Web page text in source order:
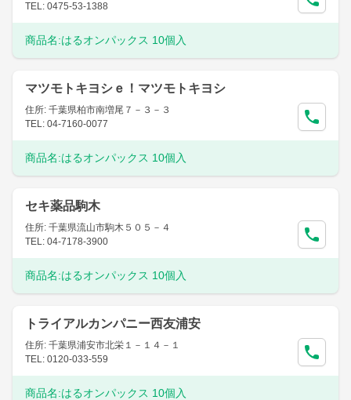
TEL: 0475-53-1388
商品名:はるオンパックス 10個入
マツモトキヨシｅ！マツモトキヨシ
住所: 千葉県柏市南増尾７－３－３
TEL: 04-7160-0077
商品名:はるオンパックス 10個入
セキ薬品駒木
住所: 千葉県流山市駒木５０５－４
TEL: 04-7178-3900
商品名:はるオンパックス 10個入
トライアルカンパニー西友浦安
住所: 千葉県浦安市北栄１－１４－１
TEL: 0120-033-559
商品名:はるオンパックス 10個入